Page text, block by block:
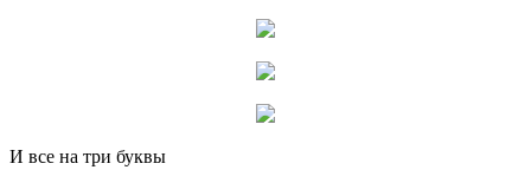
И все на три буквы